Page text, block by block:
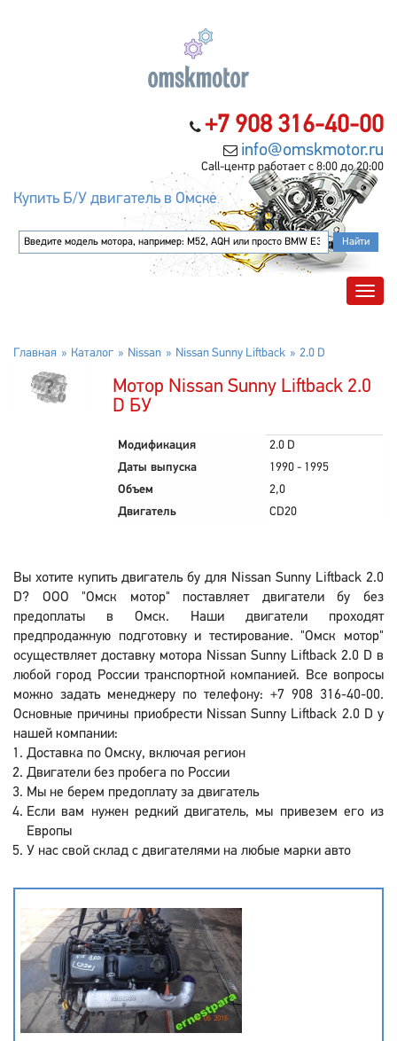
+7 908 316-40-00
info@omskmotor.ru
Call-центр работает с 8:00 до 20:00
Купить Б/У двигатель в Омске
Главная Каталог Nissan Nissan Sunny Liftback 2.0 D
Мотор Nissan Sunny Liftback 2.0
D БУ
Модификация
2.0 D
Даты выпуска
1990 - 1995
Объем
2,0
Двигатель
CD20
Вы хотите купить двигатель бу для Nissan Sunny Liftback 2.0
D? ООО "Омск мотор" поставляет двигатели бу без
предоплаты в Омск. Наши двигатели проходят
предпродажную подготовку и тестирование. "Омск мотор"
осуществляет доставку мотора Nissan Sunny Liftback 2.0 D в
любой город России транспортной компанией. Все вопросы
можно задать менеджеру по телефону: +7 908 316-40-00.
Основные причины приобрести Nissan Sunny Liftback 2.0 D у
нашей компании:
Доставка по Омску, включая регион
Двигатели без пробега по России
Мы не берем предоплату за двигатель
Если вам нужен редкий двигатель, мы привезем его из
Европы
У нас свой склад с двигателями на любые марки авто